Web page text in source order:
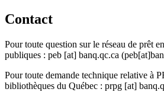
Contact
Pour toute question sur le réseau de prêt
publiques : peb [at] banq.qc.ca
Pour toute demande technique relative à
bibliothèques du Québec : prpg [at]